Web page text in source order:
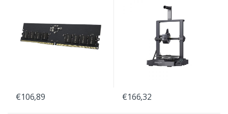
€106,89 €166,32